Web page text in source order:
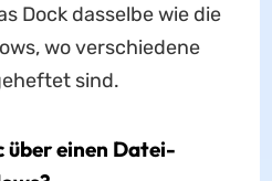
Dock dasselbe wie die
wo verschiedene
sind.
über einen Datei-